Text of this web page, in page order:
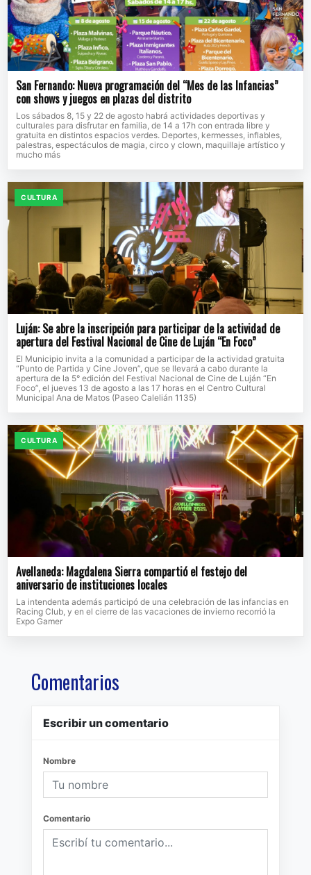
San Fernando: Nueva programación del “Mes de las Infancias”
con shows y juegos en plazas del distrito
Los sábados 8, 15 y 22 de agosto habrá actividades deportivas y
culturales para disfrutar en familia, de 14 a 17h con entrada libre y
gratuita en distintos espacios verdes. Deportes, kermesses, inflables,
palestras, espectáculos de magia, circo y clown, maquillaje artístico y
mucho más
CULTURA
Luján: Se abre la inscripción para participar de la actividad de
apertura del Festival Nacional de Cine de Luján “En Foco”
El Municipio invita a la comunidad a participar de la actividad gratuita
“Punto de Partida y Cine Joven”, que se llevará a cabo durante la
apertura de la 5° edición del Festival Nacional de Cine de Luján “En
Foco”, el jueves 13 de agosto a las 17 horas en el Centro Cultural
Municipal Ana de Matos (Paseo Calelián 1135)
CULTURA
Avellaneda: Magdalena Sierra compartió el festejo del
aniversario de instituciones locales
La intendenta además participó de una celebración de las infancias en
Racing Club, y en el cierre de las vacaciones de invierno recorrió la
Expo Gamer
Comentarios
Escribir un comentario
Nombre
Comentario